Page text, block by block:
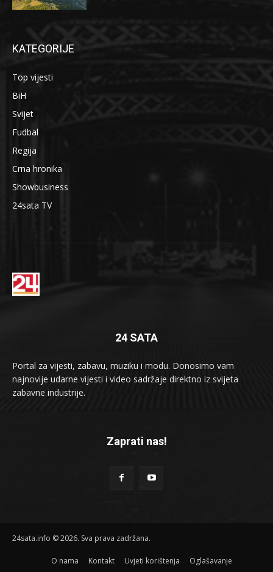
KATEGORIJE
Top vijesti
BiH
Svijet
Fudbal
Regija
Crna hronika
Showbusiness
24sata TV
24 SATA
Portal za vijesti, zabavu, muziku i modu. Donosimo vam
najnovije udarne vijesti i video sadržaje direktno iz svijeta
zabavne industrije.
Zaprati nas!
24sata.info © 2026. Sva prava zadržana.
O nama Kontakt Uvjeti korištenja Oglašavanje